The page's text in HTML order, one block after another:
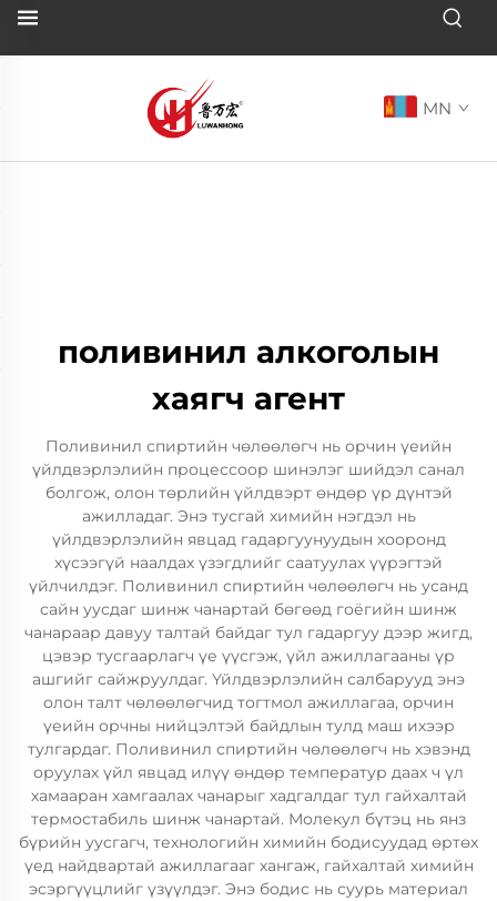
MN
поливинил алкоголын
хаягч агент
Поливинил спиртийн чөлөөлөгч нь орчин үеийн
үйлдвэрлэлийн процессоор шинэлэг шийдэл санал
болгож, олон төрлийн үйлдвэрт өндөр үр дүнтэй
ажилладаг. Энэ тусгай химийн нэгдэл нь
үйлдвэрлэлийн явцад гадаргуунуудын хооронд
хүсээгүй наалдах үзэгдлийг саатуулах үүрэгтэй
үйлчилдэг. Поливинил спиртийн чөлөөлөгч нь усанд
сайн уусдаг шинж чанартай бөгөөд гоёгийн шинж
чанараар давуу талтай байдаг тул гадаргуу дээр жигд,
цэвэр тусгаарлагч үе үүсгэж, үйл ажиллагааны үр
ашгийг сайжруулдаг. Үйлдвэрлэлийн салбарууд энэ
олон талт чөлөөлөгчид тогтмол ажиллагаа, орчин
үеийн орчны нийцэлтэй байдлын тулд маш ихээр
тулгардаг. Поливинил спиртийн чөлөөлөгч нь хэвэнд
оруулах үйл явцад илүү өндөр температур даах ч үл
хамааран хамгаалах чанарыг хадгалдаг тул гайхалтай
термостабиль шинж чанартай. Молекул бүтэц нь янз
бүрийн уусгагч, технологийн химийн бодисуудад өртөх
үед найдвартай ажиллагааг хангаж, гайхалтай химийн
эсэргүүцлийг үзүүлдэг. Энэ бодис нь суурь материал